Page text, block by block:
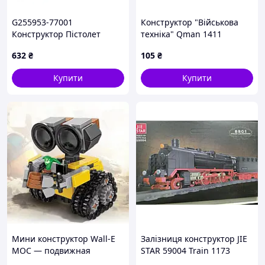
G255953-77001
Конструктор Пістолет
632 ₴
Купити
Конструктор "Військова
техніка" Qman 1411
105 ₴
Купити
Мини конструктор Wall-E
MOC — подвижная
Залізниця конструктор JIE
STAR 59004 Train 1173